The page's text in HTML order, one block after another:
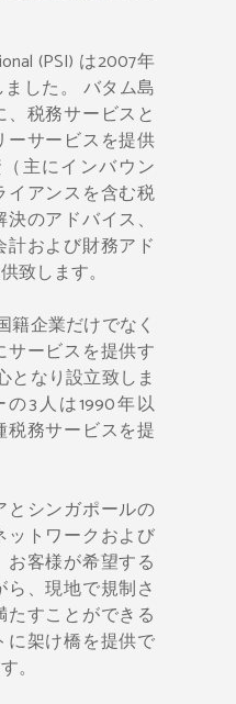
(PSI) は2007年
した。 バタム島
税務サービスと
ーサービスを提供
主にインバウン
イアンスを含む税
のアドバイス、
および財務アド
致します。
籍企業だけでなく
ービスを提供す
となり設立致しま
3人は1990年以
務サービスを提
とシンガポールの
トワークおよび
客様が希望する
、現地で規制さ
すことができる
に架け橋を提供で
。